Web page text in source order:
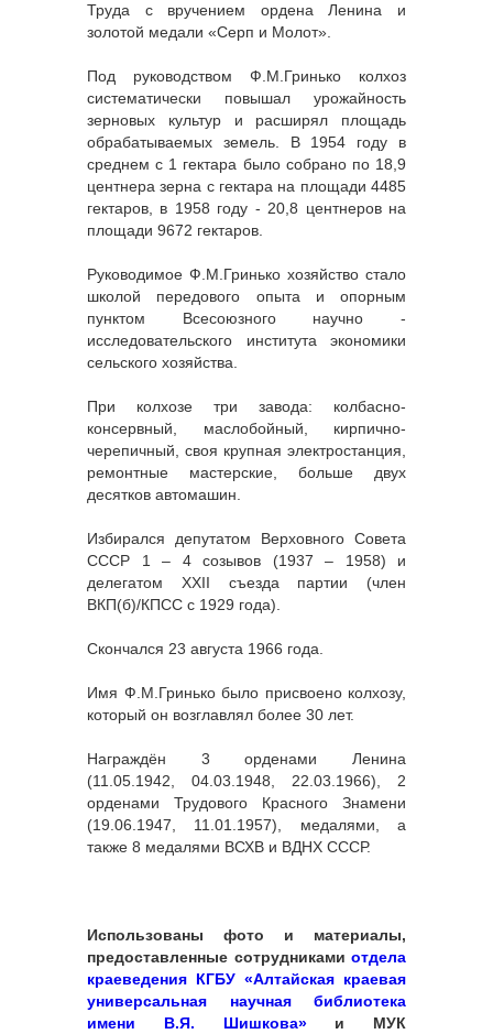
Труда с вручением ордена Ленина и
золотой медали «Серп и Молот».
Под руководством Ф.М.Гринько колхоз
систематически повышал урожайность
зерновых культур и расширял площадь
обрабатываемых земель. В 1954 году в
среднем с 1 гектара было собрано по 18,9
центнера зерна с гектара на площади 4485
гектаров, в 1958 году - 20,8 центнеров на
площади 9672 гектаров.
Руководимое Ф.М.Гринько хозяйство стало
школой передового опыта и опорным
пунктом Всесоюзного научно -
исследовательского института экономики
сельского хозяйства.
При колхозе три завода: колбасно-
консервный, маслобойный, кирпично-
черепичный, своя крупная электростанция,
ремонтные мастерские, больше двух
десятков автомашин.
Избирался депутатом Верховного Совета
СССР 1 – 4 созывов (1937 – 1958) и
делегатом XXII съезда партии (член
ВКП(б)/КПСС с 1929 года).
Скончался 23 августа 1966 года.
Имя Ф.М.Гринько было присвоено колхозу,
который он возглавлял более 30 лет.
Награждён 3 орденами Ленина
(11.05.1942, 04.03.1948, 22.03.1966), 2
орденами Трудового Красного Знамени
(19.06.1947, 11.01.1957), медалями, а
также 8 медалями ВСХВ и ВДНХ СССР.
Использованы фото и материалы,
предоставленные сотрудниками отдела
краеведения КГБУ «Алтайская краевая
универсальная научная библиотека
имени В.Я. Шишкова»и МУК